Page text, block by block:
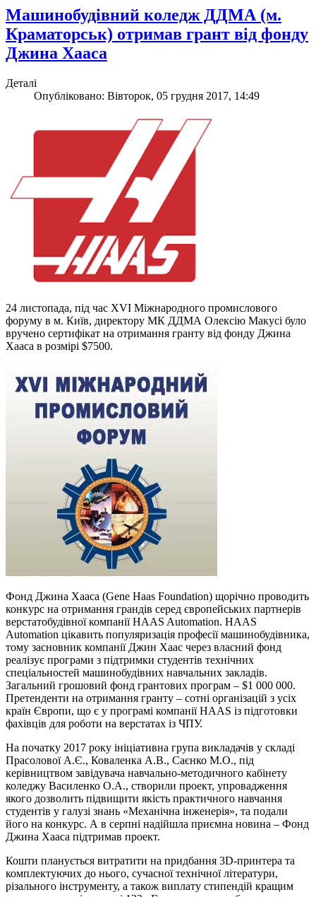
Машинобудівний коледж ДДМА (м.
Краматорськ) отримав грант від фонду
Джина Хааса
Деталі
Опубліковано: Вівторок, 05 грудня 2017, 14:49
24 листопада, під час XVI Міжнародного промислового
форуму в м. Київ, директору МК ДДМА Олексію Макусі було
вручено сертифікат на отримання гранту від фонду Джина
Хааса в розмірі $7500.
Фонд Джина Хааса (Gene Haas Foundation) щорічно проводить
конкурс на отримання грандів серед європейських партнерів
верстатобудівної компанії HAAS Automation. HAAS
Automation цікавить популяризація професії машинобудівника,
тому засновник компанії Джин Хаас через власний фонд
реалізує програми з підтримки студентів технічних
спеціальностей машинобудівних навчальних закладів.
Загальний грошовий фонд грантових програм – $1 000 000.
Претенденти на отримання гранту – сотні організацій з усіх
країн Європи, що є у програмі компанії HAAS із підготовки
фахівців для роботи на верстатах із ЧПУ.
На початку 2017 року ініціативна група викладачів у складі
Прасолової А.Є., Коваленка А.В., Саєнко М.О., під
керівництвом завідувача навчально-методичного кабінету
коледжу Василенко О.А., створили проект, упровадження
якого дозволить підвищити якість практичного навчання
студентів у галузі знань «Механічна інженерія», та подали
його на конкурс. А в серпні надійшла приємна новина – Фонд
Джина Хааса підтримав проект.
Кошти планується витратити на придбання 3D-принтера та
комплектуючих до нього, сучасної технічної літератури,
різального інструменту, а також виплату стипендій кращим